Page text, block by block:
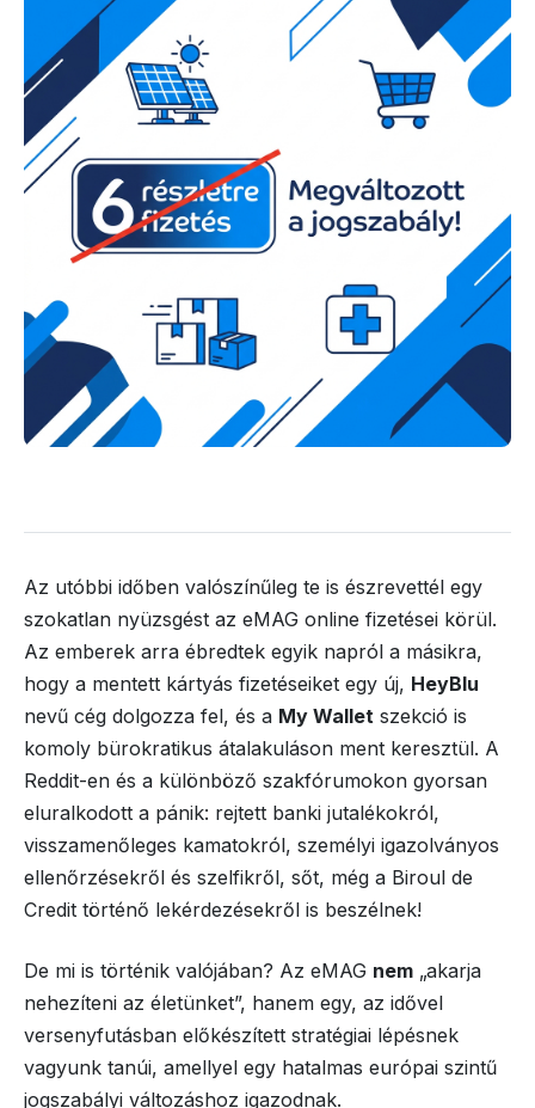
Az utóbbi időben valószínűleg te is észrevettél egy
szokatlan nyüzsgést az eMAG online fizetései körül.
Az emberek arra ébredtek egyik napról a másikra,
hogy a mentett kártyás fizetéseiket egy új, HeyBlu
nevű cég dolgozza fel, és a My Wallet szekció is
komoly bürokratikus átalakuláson ment keresztül. A
Reddit-en és a különböző szakfórumokon gyorsan
eluralkodott a pánik: rejtett banki jutalékokról,
visszamenőleges kamatokról, személyi igazolványos
ellenőrzésekről és szelfikről, sőt, még a Biroul de
Credit történő lekérdezésekről is beszélnek!
De mi is történik valójában? Az eMAG nem „akarja
nehezíteni az életünket”, hanem egy, az idővel
versenyfutásban előkészített stratégiai lépésnek
vagyunk tanúi, amellyel egy hatalmas európai szintű
jogszabályi változáshoz igazodnak.